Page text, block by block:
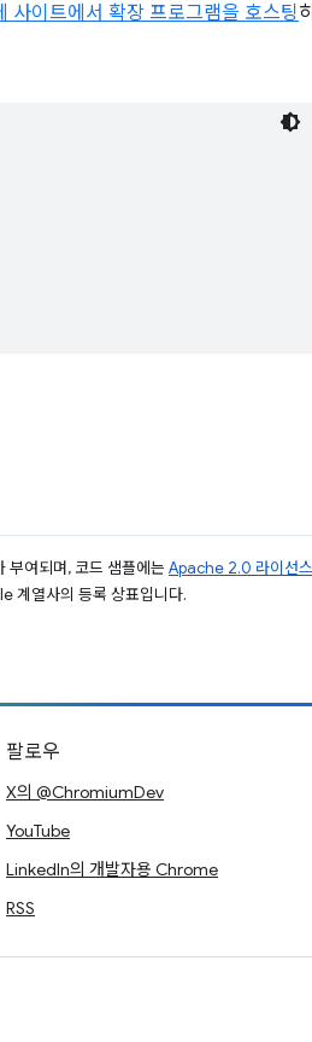
사이트에서 확장 프로그램을 호스팅
부여되며, 코드 샘플에는 Apache 2.0 라이선스
계열사의 등록 상표입니다.
팔로우
X의 @ChromiumDev
YouTube
LinkedIn의 개발자용 Chrome
RSS